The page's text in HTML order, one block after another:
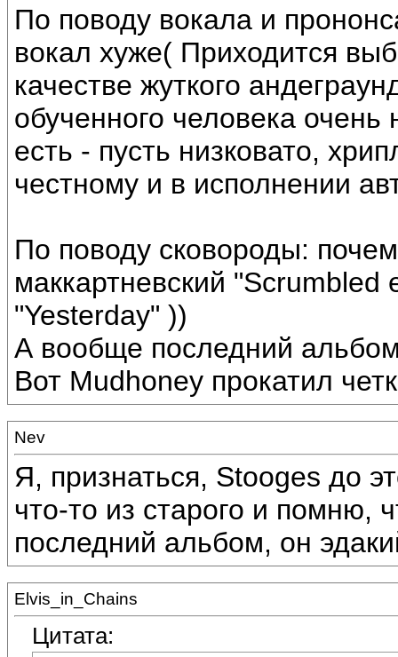
По поводу вокала и
вокал хуже( Приходится
качестве жуткого
обученного человека очень
есть - пусть низковато,
честному и в исполнении
По поводу сковороды:
маккартневский "Scrumbled
"Yesterday" ))
А вообще последний
Вот Mudhoney прокатил
Nev
Я, признаться, Stooges до
что-то из старого и помню,
последний альбом, он
Elvis_in_Chains
Цитата: